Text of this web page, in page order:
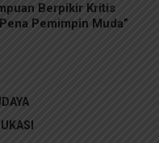
Berpikir Kritis
Pemimpin Muda”